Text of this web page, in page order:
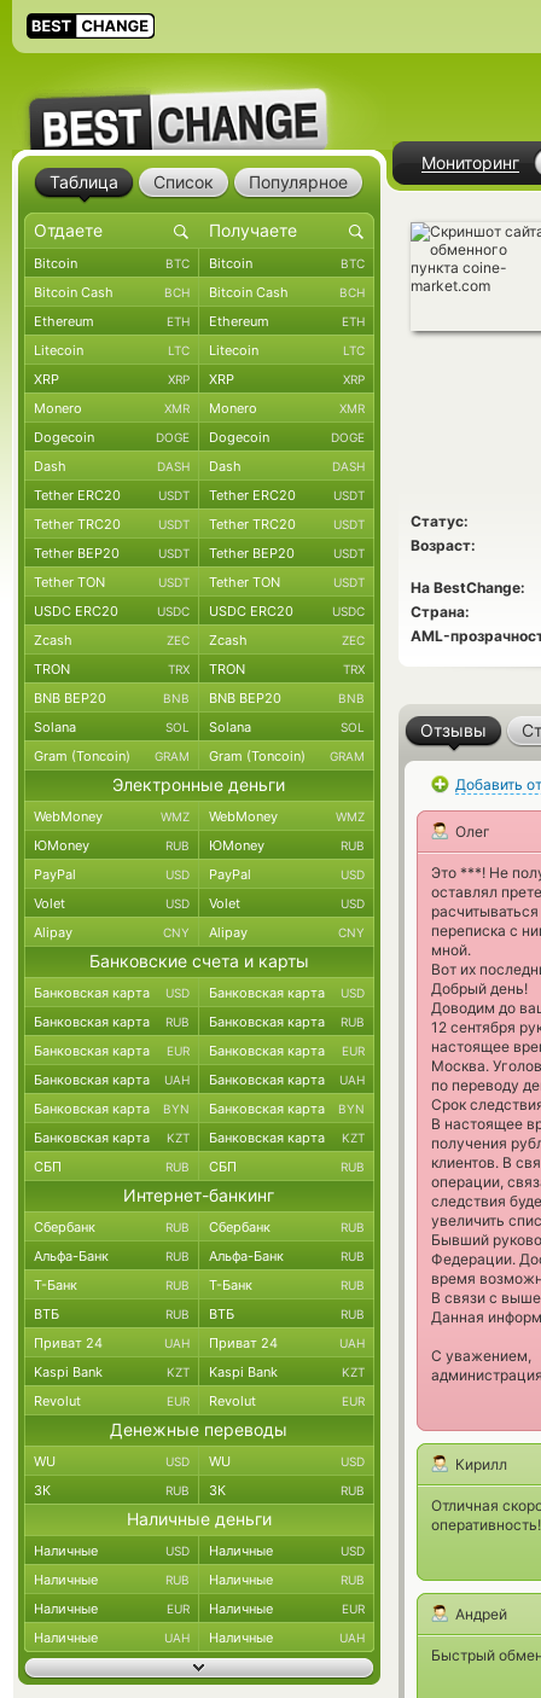
Мониторинг
Статус:
Возраст:
На BestChange:
Страна:
AML-
Отзывы
Добавить
Олег
Это ***! Не
оставлял
переписка с
мной.
Вот их
Добрый день!
Доводим до
12 сентября
настоящее
Москва.
по переводу
Срок
В настоящее
получения
клиентов. В
операции,
следствия
увеличить
Бывший
Федерации.
время
В связи с
Данная
С уважением,
Кирилл
Отличная
оперативность!
Андрей
Быстрый
Таблица Список Популярное
Bitcoin BTC Bitcoin BTC
Bitcoin Cash BCH Bitcoin Cash BCH
Ethereum ETH Ethereum ETH
Litecoin LTC Litecoin LTC
XRP XRP XRP XRP
Monero XMR Monero XMR
Dogecoin DOGE Dogecoin DOGE
Dash DASH Dash DASH
Tether ERC20 USDT Tether ERC20 USDT
Tether TRC20 USDT Tether TRC20 USDT
Tether BEP20 USDT Tether BEP20 USDT
Tether TON USDT Tether TON USDT
USDC ERC20 USDC USDC ERC20 USDC
Zcash ZEC Zcash ZEC
TRON TRX TRON TRX
BNB BEP20 BNB BNB BEP20 BNB
Solana SOL Solana SOL
Gram (Toncoin) GRAM Gram (Toncoin) GRAM
Электронные деньги
WebMoney WMZ WebMoney WMZ
ЮMoney RUB ЮMoney RUB
PayPal USD PayPal USD
Volet USD Volet USD
Alipay CNY Alipay CNY
Банковские счета и карты
Банковская карта USD Банковская карта USD
Банковская карта RUB Банковская карта RUB
Банковская карта EUR Банковская карта EUR
Банковская карта UAH Банковская карта UAH
Банковская карта BYN Банковская карта BYN
Банковская карта KZT Банковская карта KZT
СБП RUB СБП RUB
Интернет-банкинг
Сбербанк RUB Сбербанк RUB
Альфа-Банк RUB Альфа-Банк RUB
Т-Банк RUB Т-Банк RUB
ВТБ RUB ВТБ RUB
Приват 24 UAH Приват 24 UAH
Kaspi Bank KZT Kaspi Bank KZT
Revolut EUR Revolut EUR
Денежные переводы
WU USD WU USD
ЗК RUB ЗК RUB
Наличные деньги
Наличные USD Наличные USD
Наличные RUB Наличные RUB
Наличные EUR Наличные EUR
Наличные UAH Наличные UAH